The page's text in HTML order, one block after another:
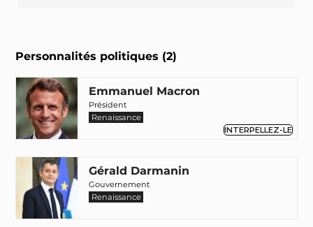
Personnalités politiques (2)
Emmanuel Macron
Président
Renaissance
INTERPELLEZ-LE
Gérald Darmanin
Gouvernement
Renaissance